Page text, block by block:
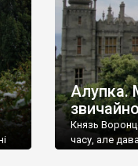
Алупка.
Князь
часу, але